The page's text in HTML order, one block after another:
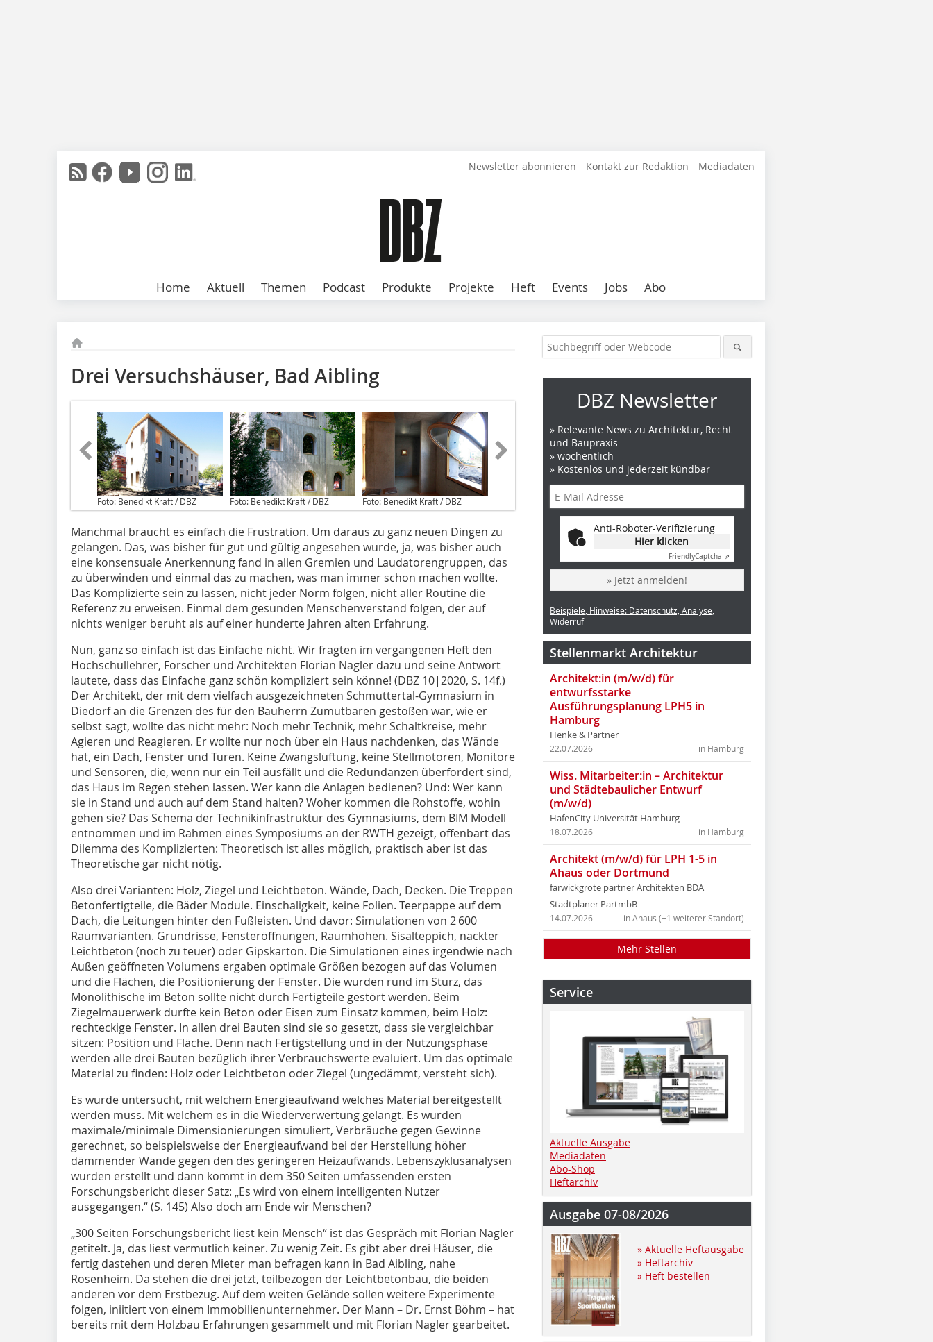
Newsletter abonnieren Kontakt zur Redaktion Mediadaten
Home Aktuell Themen Podcast Produkte Projekte Heft Events Jobs Abo
Drei Versuchshäuser, Bad Aibling
Foto: Benedikt Kraft / DBZ Foto: Benedikt Kraft / DBZ Foto: Benedikt Kraft / DBZ
Manchmal braucht es einfach die Frustration. Um daraus zu ganz neuen Dingen zu
gelangen. Das, was bisher für gut und gültig angesehen wurde, ja, was bisher auch
eine konsensuale Anerkennung fand in allen Gremien und Laudatorengruppen, das
zu überwinden und einmal das zu machen, was man immer schon machen wollte.
Das Komplizierte sein zu lassen, nicht jeder Norm folgen, nicht aller Routine die
Referenz zu erweisen. Einmal dem gesunden Menschenverstand folgen, der auf
nichts weniger beruht als auf einer hunderte Jahren alten Erfahrung.
Nun, ganz so einfach ist das Einfache nicht. Wir fragten im vergangenen Heft den
Hochschullehrer, Forscher und Architekten Florian Nagler dazu und seine Antwort
lautete, dass das Einfache ganz schön kompliziert sein könne! (DBZ 10|2020, S. 14f.)
Der Architekt, der mit dem vielfach ausgezeichneten Schmuttertal-Gymnasium in
Diedorf an die Grenzen des für den Bauherrn Zumutbaren gestoßen war, wie er
selbst sagt, wollte das nicht mehr: Noch mehr Technik, mehr Schaltkreise, mehr
Agieren und Reagieren. Er wollte nur noch über ein Haus nachdenken, das Wände
hat, ein Dach, Fenster und Türen. Keine Zwangslüftung, keine Stellmotoren, Monitore
und Sensoren, die, wenn nur ein Teil ausfällt und die Redundanzen überfordert sind,
das Haus im Regen stehen lassen. Wer kann die Anlagen bedienen? Und: Wer kann
sie in Stand und auch auf dem Stand halten? Woher kommen die Rohstoffe, wohin
gehen sie? Das Schema der Technikinfrastruktur des Gymnasiums, dem BIM Modell
entnommen und im Rahmen eines Symposiums an der RWTH gezeigt, offenbart das
Dilemma des Komplizierten: Theoretisch ist alles möglich, praktisch aber ist das
Theoretische gar nicht nötig.
Also drei Varianten: Holz, Ziegel und Leichtbeton. Wände, Dach, Decken. Die Treppen
Betonfertigteile, die Bäder Module. Einschaligkeit, keine Folien. Teerpappe auf dem
Dach, die Leitungen hinter den Fußleisten. Und davor: Simulationen von 2 600
Raumvarianten. Grundrisse, Fensteröffnungen, Raumhöhen. Sisalteppich, nackter
Leichtbeton (noch zu teuer) oder Gipskarton. Die Simulationen eines irgendwie nach
Außen geöffneten Volumens ergaben optimale Größen bezogen auf das Volumen
und die Flächen, die Positionierung der Fenster. Die wurden rund im Sturz, das
Monolithische im Beton sollte nicht durch Fertigteile gestört werden. Beim
Ziegelmauerwerk durfte kein Beton oder Eisen zum Einsatz kommen, beim Holz:
rechteckige Fenster. In allen drei Bauten sind sie so gesetzt, dass sie vergleichbar
sitzen: Position und Fläche. Denn nach Fertigstellung und in der Nutzungsphase
werden alle drei Bauten bezüglich ihrer Verbrauchswerte evaluiert. Um das optimale
Material zu finden: Holz oder Leichtbeton oder Ziegel (ungedämmt, versteht sich).
Es wurde untersucht, mit welchem Energieaufwand welches Material bereitgestellt
werden muss. Mit welchem es in die Wiederverwertung gelangt. Es wurden
maximale/minimale Dimensionierungen simuliert, Verbräuche gegen Gewinne
gerechnet, so beispielsweise der Energieaufwand bei der Herstellung höher
dämmender Wände gegen den des geringeren Heizaufwands. Lebenszyklusanalysen
wurden erstellt und dann kommt in dem 350 Seiten umfassenden ersten
Forschungsbericht dieser Satz: „Es wird von einem intelligenten Nutzer
ausgegangen.“ (S. 145) Also doch am Ende wir Menschen?
„300 Seiten Forschungsbericht liest kein Mensch“ ist das Gespräch mit Florian Nagler
getitelt. Ja, das liest vermutlich keiner. Zu wenig Zeit. Es gibt aber drei Häuser, die
fertig dastehen und deren Mieter man befragen kann in Bad Aibling, nahe
Rosenheim. Da stehen die drei jetzt, teilbezogen der Leichtbetonbau, die beiden
anderen vor dem Erstbezug. Auf dem weiten Gelände sollen weitere Experimente
folgen, iniitiert von einem Immobilienunternehmer. Der Mann – Dr. Ernst Böhm – hat
bereits mit dem Holzbau Erfahrungen gesammelt und mit Florian Nagler gearbeitet.
DBZ Newsletter
» Relevante News zu Architektur, Recht
und Baupraxis
» wöchentlich
» Kostenlos und jederzeit kündbar
Anti-Roboter-Verifizierung
Hier klicken
FriendlyCaptcha ⇗
» Jetzt anmelden!
Beispiele, Hinweise: Datenschutz, Analyse,
Widerruf
Stellenmarkt Architektur
Architekt:in (m/w/d) für
entwurfsstarke
Ausführungsplanung LPH5 in
Hamburg
Henke & Partner
in Hamburg
22.07.2026
Wiss. Mitarbeiter:in – Architektur
und Städtebaulicher Entwurf
(m/w/d)
HafenCity Universität Hamburg
in Hamburg
18.07.2026
Architekt (m/w/d) für LPH 1-5 in
Ahaus oder Dortmund
farwickgrote partner Architekten BDA
Stadtplaner PartmbB
in Ahaus (+1 weiterer Standort)
14.07.2026
Mehr Stellen
Service
Aktuelle Ausgabe
Mediadaten
Abo-Shop
Heftarchiv
Ausgabe 07-08/2026
» Aktuelle Heftausgabe
» Heftarchiv
» Heft bestellen